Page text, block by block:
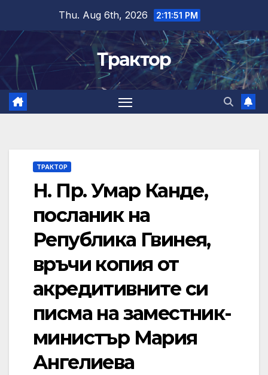
content
Thu. Aug 6th, 2026 2:11:52 PM
Трактор
ТРАКТОР
Н. Пр. Умар Канде,
посланик на
Република Гвинея,
връчи копия от
акредитивните си
писма на заместник-
министър Мария
Ангелиева